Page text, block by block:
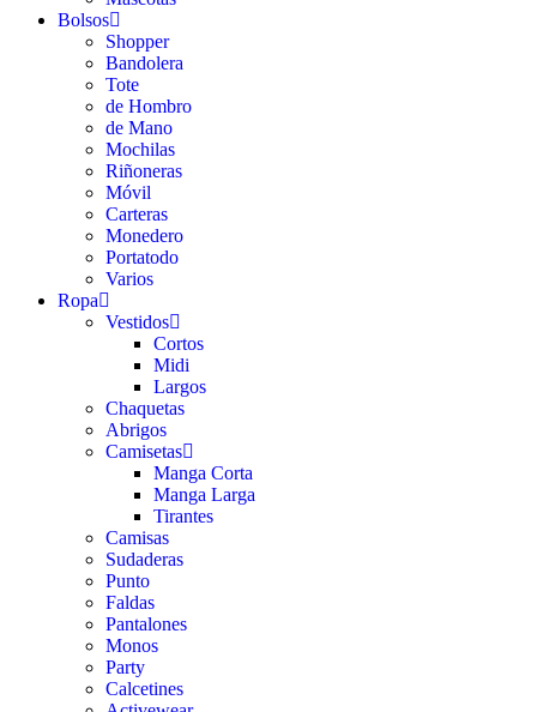
Bolsos
Shopper
Bandolera
Tote
de Hombro
de Mano
Mochilas
Riñoneras
Móvil
Carteras
Monedero
Portatodo
Varios
Ropa
Vestidos
Cortos
Midi
Largos
Chaquetas
Abrigos
Camisetas
Manga Corta
Manga Larga
Tirantes
Camisas
Sudaderas
Punto
Faldas
Pantalones
Monos
Party
Calcetines